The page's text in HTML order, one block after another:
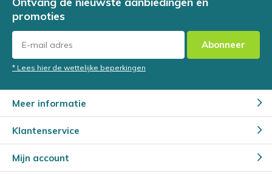
promoties
Abonneer
* Lees hier de wettelijke beperkingen
Meer informatie
Klantenservice
Mijn account